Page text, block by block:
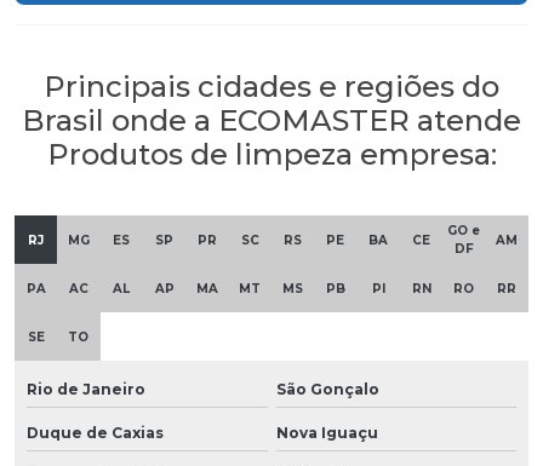
Principais cidades e regiões do
Brasil onde a ECOMASTER atende
Produtos de limpeza empresa:
RJ MG ES SP PR SC RS PE BA CE
GO e
DF
AM
PA AC AL AP MA MT MS PB PI RN RO RR
SE TO
Rio de Janeiro São Gonçalo
Duque de Caxias Nova Iguaçu